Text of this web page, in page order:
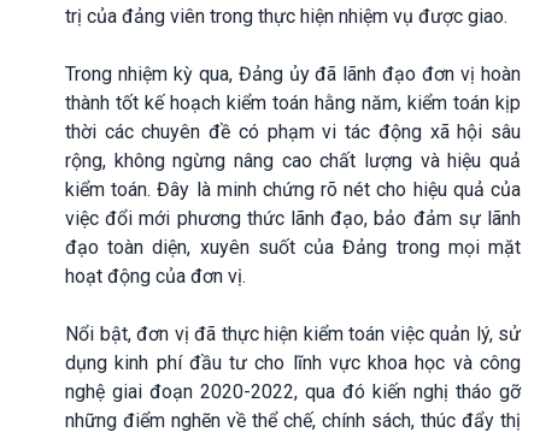
trị của đảng viên trong thực hiện nhiệm vụ được giao.
Trong nhiệm kỳ qua, Đảng ủy đã lãnh đạo đơn vị hoàn
thành tốt kế hoạch kiểm toán hằng năm, kiểm toán kịp
thời các chuyên đề có phạm vi tác động xã hội sâu
rộng, không ngừng nâng cao chất lượng và hiệu quả
kiểm toán. Đây là minh chứng rõ nét cho hiệu quả của
việc đổi mới phương thức lãnh đạo, bảo đảm sự lãnh
đạo toàn diện, xuyên suốt của Đảng trong mọi mặt
hoạt động của đơn vị.
Nổi bật, đơn vị đã thực hiện kiểm toán việc quản lý, sử
dụng kinh phí đầu tư cho lĩnh vực khoa học và công
nghệ giai đoạn 2020-2022, qua đó kiến nghị tháo gỡ
những điểm nghẽn về thể chế, chính sách, thúc đẩy thị